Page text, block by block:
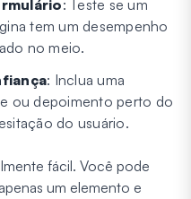
: Teste se um
tem um desempenho
no meio.
: Inclua uma
ou depoimento perto do
do usuário.
fácil. Você pode
um elemento e